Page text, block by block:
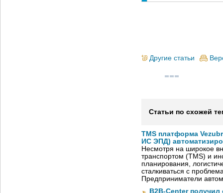
Другие статьи
Статьи по схожей
TMS платформа
ИС ЭПД)
Несмотря на широкое
транспортом (TMS) и
планирования,
сталкиваться с
Предприниматели
B2B-Center получил